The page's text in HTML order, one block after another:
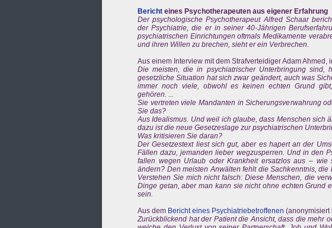
Bericht eines Psychotherapeuten aus eigener Erfahrung
Der psychologische Psychotherapeut Alfred Schaar
der Psychiatrie, die er in seiner 40-Jährigen
psychiatrischen Einrichtungen oftmals Medikamente
und ihren Willen zu brechen, sieht er ein Verbrechen.
Aus einem Interview mit dem Strafverteidiger Adam Ahmed,
Die meisten, die in psychiatrischer Unterbringung
gesetzliche Situation hat sich zwar geändert, auch was
immer noch viele, obwohl es keinen echten Grund
gehören. ...
Sie vertreten viele Mandanten in Sicherungsverwahrung
Sie das?
Aus Idealismus. Und weil ich glaube, dass Menschen sich
dazu ist die neue Gesetzeslage zur psychiatrischen
Was kritisieren Sie daran?
Der Gesetzestext liest sich gut, aber es hapert an der
Fällen dazu, jemanden lieber wegzusperren. Und in den
fallen wegen Urlaub oder Krankheit ersatzlos aus –
ändern? Den meisten Anwälten fehlt die Sachkenntnis,
Verstehen Sie mich nicht falsch: Diese Menschen, die
Dinge getan, aber man kann sie nicht ohne echten Grund
sein.
Aus dem Bericht eines Psychiatriebetroffenen (anonymisiert
Zurückblickend hat der Patient die Ansicht, dass die mehr